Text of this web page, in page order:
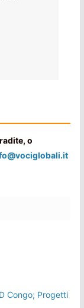
o
Congo; Progetti